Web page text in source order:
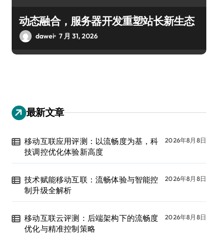
动态融合，服务器开发重塑站长新生态
dawei 7 月 31, 2026
最新文章
移动互联应用评测：以流畅度为基，科
技调控优化体验新高度
2026年8月8日
技术赋能移动互联：流畅体验与智能控
制升级全解析
2026年8月8日
移动互联云评测：后端架构下的流畅度
优化与精准控制策略
2026年8月8日